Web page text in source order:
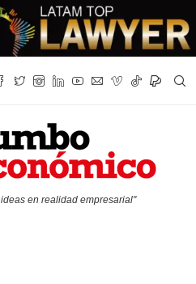
en realidad empresarial"